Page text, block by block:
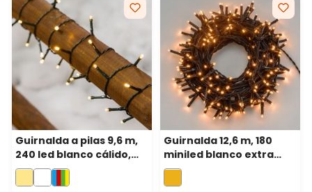
Guirnalda a pilas 9,6 m,
240 led blanco cálido,
cable verde
Guirnalda 12,6 m, 180
miniled blanco extra
cálido, cable verde